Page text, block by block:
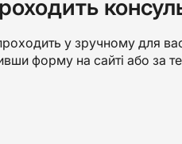
у зручному для
форму на сайті або за